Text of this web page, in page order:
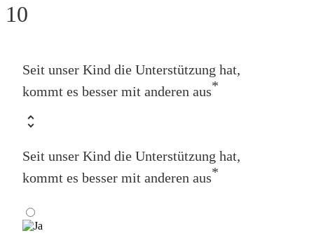
10
Seit unser Kind die Unterstützung hat,
kommt es besser mit anderen aus*
Seit unser Kind die Unterstützung hat,
kommt es besser mit anderen aus*